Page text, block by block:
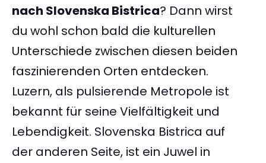
nach Slovenska Bistrica? Dann wirst
du wohl schon bald die kulturellen
Unterschiede zwischen diesen beiden
faszinierenden Orten entdecken.
Luzern, als pulsierende Metropole ist
bekannt für seine Vielfältigkeit und
Lebendigkeit. Slovenska Bistrica auf
der anderen Seite, ist ein Juwel in